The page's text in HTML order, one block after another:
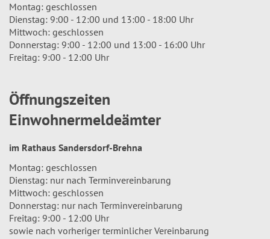
Montag: geschlossen
Dienstag: 9:00 - 12:00 und 13:00 - 18:00 Uhr
Mittwoch: geschlossen
Donnerstag: 9:00 - 12:00 und 13:00 - 16:00 Uhr
Freitag: 9:00 - 12:00 Uhr
Öffnungszeiten
Einwohnermeldeämter
im Rathaus Sandersdorf-Brehna
Montag: geschlossen
Dienstag: nur nach Terminvereinbarung
Mittwoch: geschlossen
Donnerstag: nur nach Terminvereinbarung
Freitag: 9:00 - 12:00 Uhr
sowie nach vorheriger terminlicher Vereinbarung